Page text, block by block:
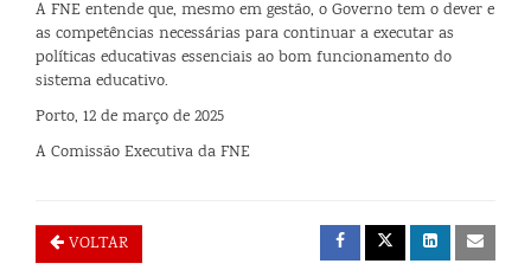
A FNE entende que, mesmo em gestão, o Governo tem o dever e
as competências necessárias para continuar a executar as
políticas educativas essenciais ao bom funcionamento do
sistema educativo.
Porto, 12 de março de 2025
A Comissão Executiva da FNE
VOLTAR